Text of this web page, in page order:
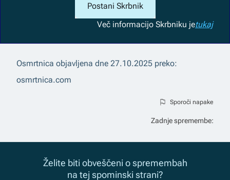
Postani Skrbnik
Več informacijo Skrbniku jetukaj
Osmrtnica objavljena dne 27.10.2025 preko:
osmrtnica.com
Sporoči napake
Zadnje spremembe:
Želite biti obveščeni o spremembah
na tej spominski strani?